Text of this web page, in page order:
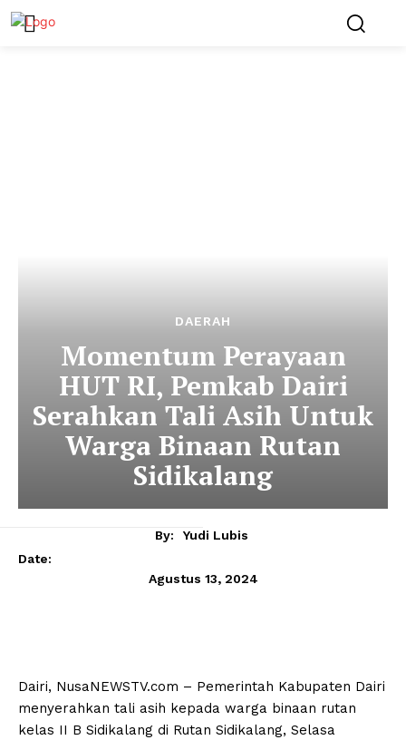
DAERAH
Momentum Perayaan
HUT RI, Pemkab Dairi
Serahkan Tali Asih Untuk
Warga Binaan Rutan
Sidikalang
By:
Yudi Lubis
Date:
Agustus 13, 2024
Dairi, NusaNEWSTV.com – Pemerintah Kabupaten Dairi
menyerahkan tali asih kepada warga binaan rutan
kelas II B Sidikalang di Rutan Sidikalang, Selasa